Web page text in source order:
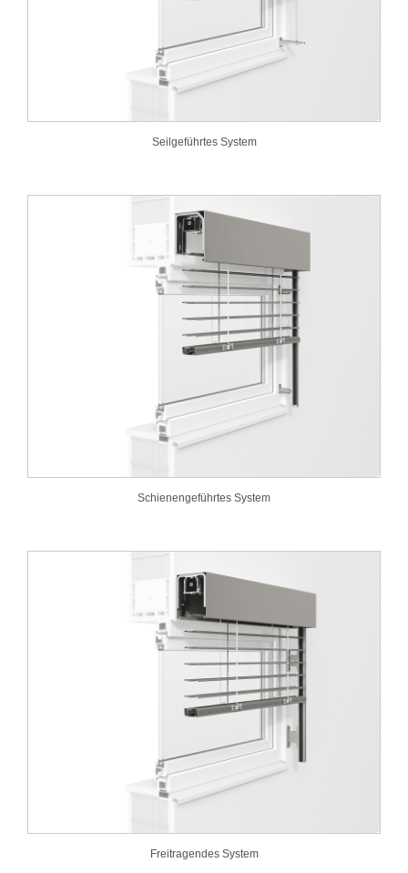
Seilgeführtes System
Schienengeführtes System
Freitragendes System